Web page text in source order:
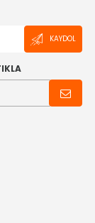
KAYDOL